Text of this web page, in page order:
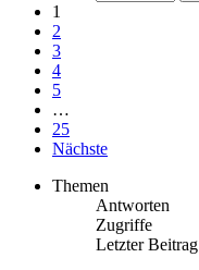
1
2
3
4
5
…
25
Nächste
Themen
Antworten
Zugriffe
Letzter Beitrag